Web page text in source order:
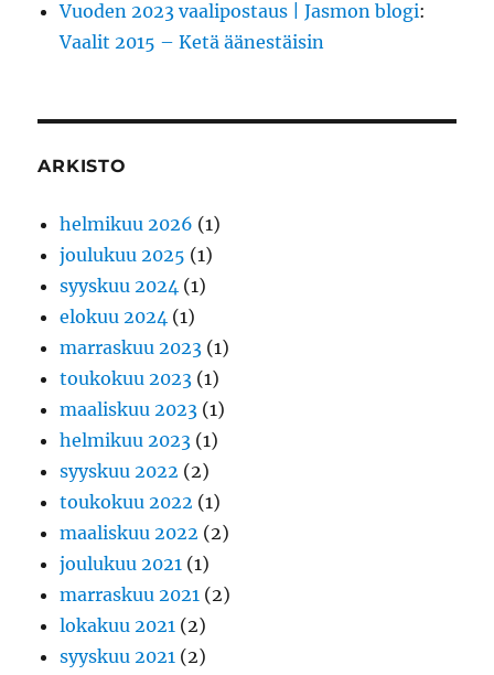
Vuoden 2023 vaalipostaus | Jasmon blogi:
Vaalit 2015 – Ketä äänestäisin
ARKISTO
helmikuu 2026 (1)
joulukuu 2025 (1)
syyskuu 2024 (1)
elokuu 2024 (1)
marraskuu 2023 (1)
toukokuu 2023 (1)
maaliskuu 2023 (1)
helmikuu 2023 (1)
syyskuu 2022 (2)
toukokuu 2022 (1)
maaliskuu 2022 (2)
joulukuu 2021 (1)
marraskuu 2021 (2)
lokakuu 2021 (2)
syyskuu 2021 (2)